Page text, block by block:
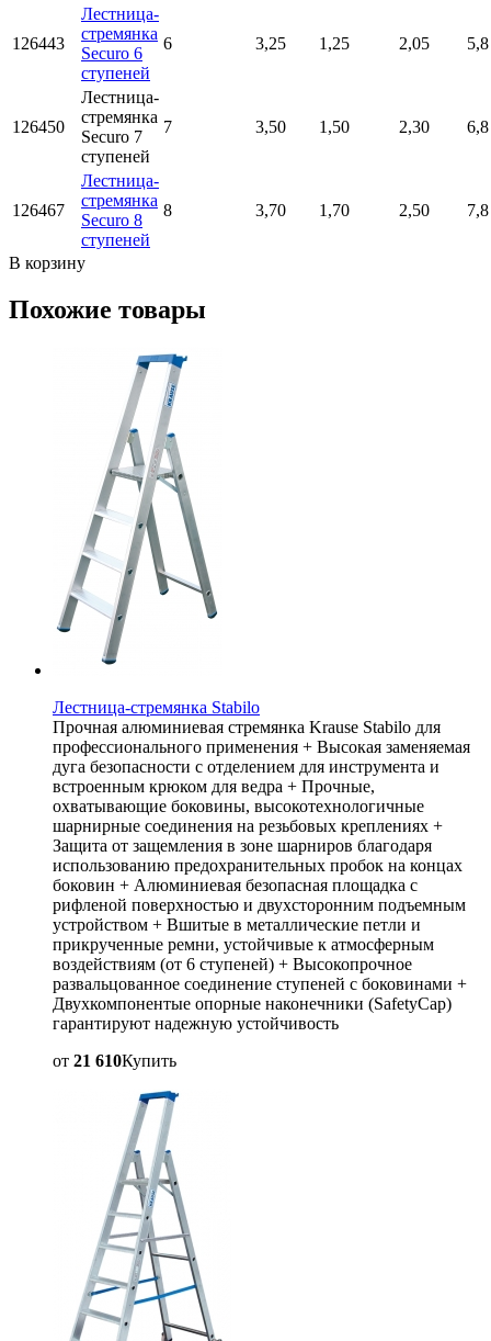
126443
Лестница-
стремянка
Securo 6
ступеней
6 3,25 1,25 2,05 5,8
126450
Лестница-
стремянка
Securo 7
ступеней
7 3,50 1,50 2,30 6,8
126467
Лестница-
стремянка
Securo 8
ступеней
8 3,70 1,70 2,50 7,8
В корзину
Похожие товары
Лестница-стремянка Stabilo
Прочная алюминиевая стремянка Krause Stabilo для
профессионального применения + Высокая заменяемая
дуга безопасности с отделением для инструмента и
встроенным крюком для ведра + Прочные,
охватывающие боковины, высокотехнологичные
шарнирные соединения на резьбовых креплениях +
Защита от защемления в зоне шарниров благодаря
использованию предохранительных пробок на концах
боковин + Алюминиевая безопасная площадка с
рифленой поверхностью и двухсторонним подъемным
устройством + Вшитые в металлические петли и
прикрученные ремни, устойчивые к атмосферным
воздействиям (от 6 ступеней) + Высокопрочное
развальцованное соединение ступеней с боковинами +
Двухкомпонентые опорные наконечники (SafetyCap)
гарантируют надежную устойчивость
от 21 610Купить